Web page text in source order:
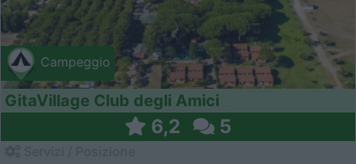
Campeggio
GitaVillage Club degli Amici
6,2 5